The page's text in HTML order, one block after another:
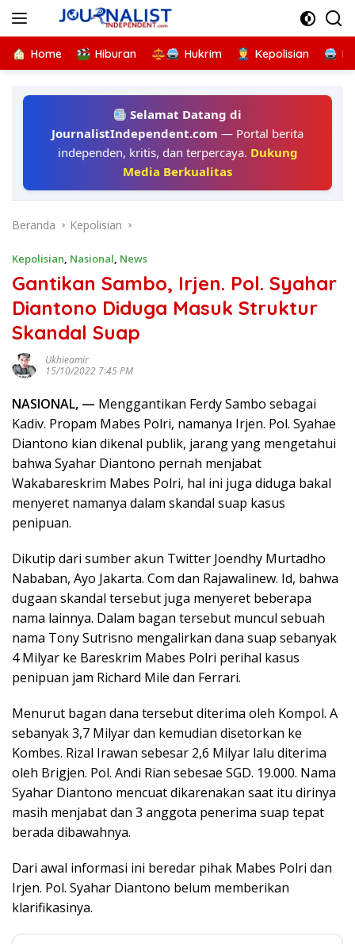
Home Hiburan Hukrim Kepolisian
Selamat Datang di
JournalistIndependent.com — Portal berita
independen, kritis, dan terpercaya. Dukung
Media Berkualitas
Beranda Kepolisian
Kepolisian, Nasional, News
Gantikan Sambo, Irjen. Pol. Syahar
Diantono Diduga Masuk Struktur
Skandal Suap
Ukhieamir
15/10/2022 7:45 PM
NASIONAL, — Menggantikan Ferdy Sambo sebagai
Kadiv. Propam Mabes Polri, namanya Irjen. Pol. Syahae
Diantono kian dikenal publik, jarang yang mengetahui
bahwa Syahar Diantono pernah menjabat
Wakabareskrim Mabes Polri, hal ini juga diduga bakal
menyeret namanya dalam skandal suap kasus
penipuan.
Dikutip dari sumber akun Twitter Joendhy Murtadho
Nababan, Ayo Jakarta. Com dan Rajawalinew. Id, bahwa
dugaan skandal tersebut juga menyeret beberapa
nama lainnya. Dalam bagan tersebut muncul sebuah
nama Tony Sutrisno mengalirkan dana suap sebanyak
4 Milyar ke Bareskrim Mabes Polri perihal kasus
penipuan jam Richard Mile dan Ferrari.
Menurut bagan dana tersebut diterima oleh Kompol. A
sebanyak 3,7 Milyar dan kemudian disetorkan ke
Kombes. Rizal Irawan sebesar 2,6 Milyar lalu diterima
oleh Brigjen. Pol. Andi Rian sebesae SGD. 19.000. Nama
Syahar Diantono mencuat dikarenakan saat itu dirinya
masih menjabat dan 3 anggota penerima suap tepat
berada dibawahnya.
Dari awal informasi ini beredar pihak Mabes Polri dan
Irjen. Pol. Syahar Diantono belum memberikan
klarifikasinya.